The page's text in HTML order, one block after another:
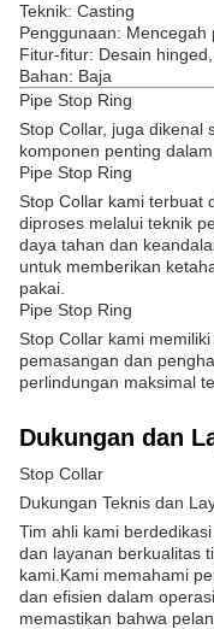
Teknik: Casting
Penggunaan:
Fitur-fitur: Desain
Bahan: Baja
Pipe Stop Ring
Stop Collar, juga dikenal
komponen penting
Pipe Stop Ring
Stop Collar kami terbuat
diproses melalui teknik
daya tahan dan
untuk memberikan
pakai.
Pipe Stop Ring
Stop Collar kami
pemasangan dan
perlindungan maksimal
Dukungan dan
Stop Collar
Dukungan Teknis dan
Tim ahli kami
dan layanan berkualitas
kami.Kami memahami
dan efisien dalam
memastikan bahwa